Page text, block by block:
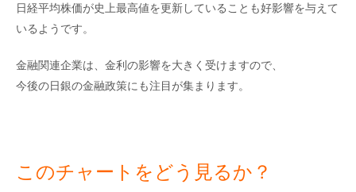
日経平均株価が史上最高値を更新していることも好影響を与えて
いるようです。
金融関連企業は、金利の影響を大きく受けますので、
今後の日銀の金融政策にも注目が集まります。
このチャートをどう見るか？